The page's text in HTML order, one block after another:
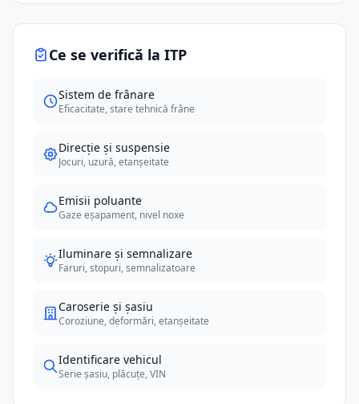
Ce se verifică la ITP
Sistem de frânare
Eficacitate, stare tehnică frâne
Direcție și suspensie
Jocuri, uzură, etanșeitate
Emisii poluante
Gaze eșapament, nivel noxe
Iluminare și semnalizare
Faruri, stopuri, semnalizatoare
Caroserie și șasiu
Coroziune, deformări, etanșeitate
Identificare vehicul
Serie șasiu, plăcuțe, VIN